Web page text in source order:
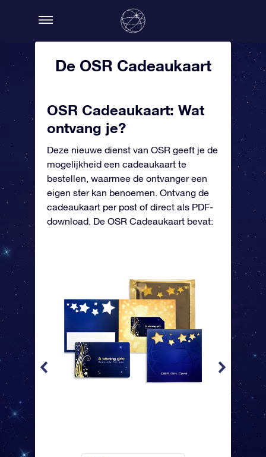
De OSR Cadeaukaart
OSR Cadeaukaart: Wat
ontvang je?
Deze nieuwe dienst van OSR geeft je de
mogelijkheid een cadeaukaart te
bestellen, waarmee de ontvanger een
eigen ster kan benoemen. Ontvang de
cadeaukaart per post of direct als PDF-
download. De OSR Cadeaukaart bevat: